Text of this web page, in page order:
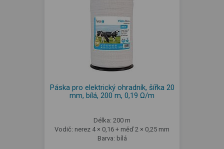
Páska pro elektrický ohradník, šířka 20
mm, bílá, 200 m, 0,19 Ω/m
Délka: 200 m
Vodič: nerez 4 × 0,16 + měď 2 × 0,25 mm
Barva: bílá